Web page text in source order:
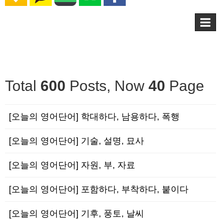
Total 600 Posts, Now 40 Page
[오늘의 영어단어] 학대하다, 남용하다, 폭행
[오늘의 영어단어] 기술, 설명, 묘사
[오늘의 영어단어] 자원, 부, 자료
[오늘의 영어단어] 포함하다, 부착하다, 붙이다
[오늘의 영어단어] 기후, 풍토, 날씨